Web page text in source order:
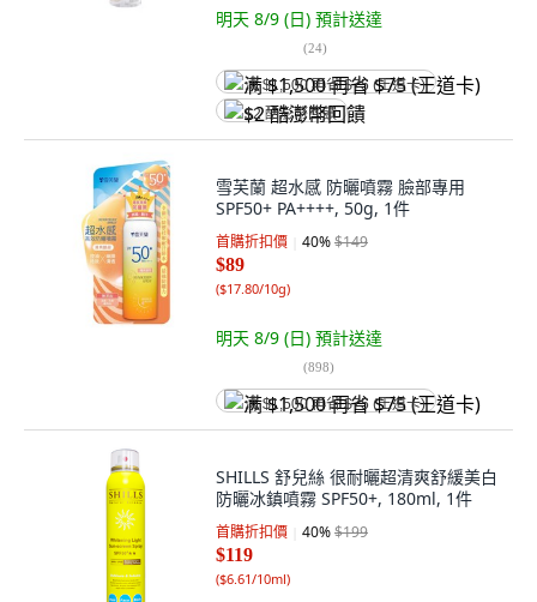
明天 8/9 (日) 預計送達
(24)
满 $1,500 再省 $75 (王道卡)
$2 酷澎幣回饋
雪芙蘭 超水感 防曬噴霧 臉部專用
SPF50+ PA++++, 50g, 1件
首購折扣價 40%$149
$89
($17.80/10g)
明天 8/9 (日) 預計送達
(898)
满 $1,500 再省 $75 (王道卡)
SHILLS 舒兒絲 很耐曬超清爽舒緩美白
防曬冰鎮噴霧 SPF50+, 180ml, 1件
首購折扣價 40%$199
$119
($6.61/10ml)